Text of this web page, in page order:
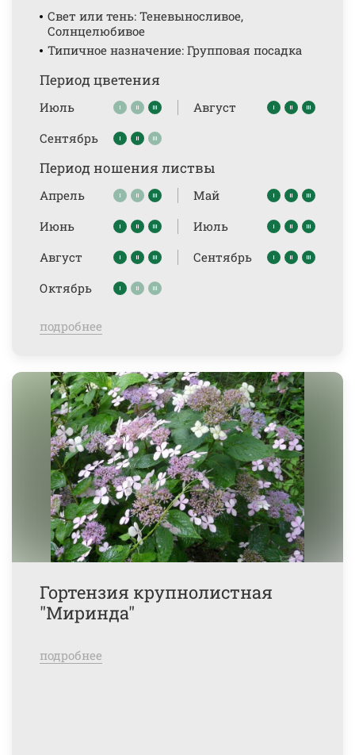
Свет или тень: Теневыносливое,
Солнцелюбивое
Типичное назначение: Групповая посадка
Период цветения
Июль
Август
Сентябрь
Период ношения листвы
Апрель
Май
Июнь
Июль
Август
Сентябрь
Октябрь
подробнее
Гортензия крупнолистная
"Миринда"
подробнее